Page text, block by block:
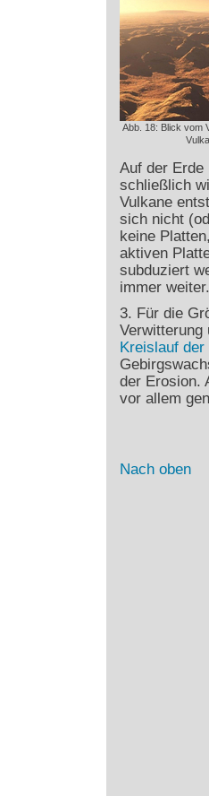
Abb. 18: Blick vom
Auf der Erde
schließlich
Vulkane
sich nicht
keine
aktiven
subduziert
immer weiter.
3. Für die
Verwitterung
Kreislauf der
der Erosion.
vor allem
Nach oben